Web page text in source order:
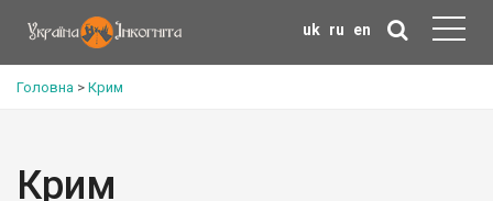
uk ru en
Головна > Крим
Крим